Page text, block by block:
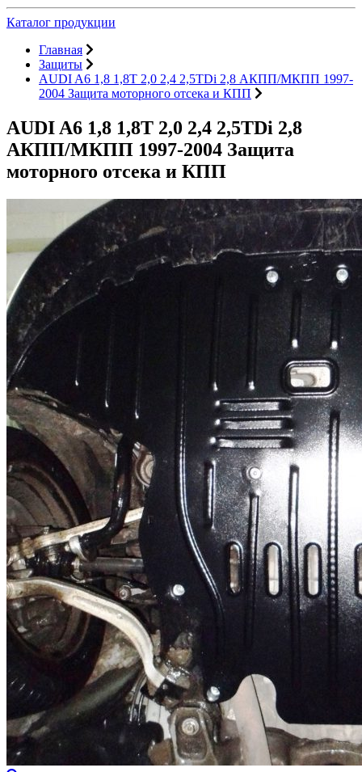
Каталог продукции
Главная
Защиты
AUDI A6 1,8 1,8Т 2,0 2,4 2,5TDi 2,8 АКПП/МКПП 1997-
2004 Защита моторного отсека и КПП
AUDI A6 1,8 1,8Т 2,0 2,4 2,5TDi 2,8
АКПП/МКПП 1997-2004 Защита
моторного отсека и КПП